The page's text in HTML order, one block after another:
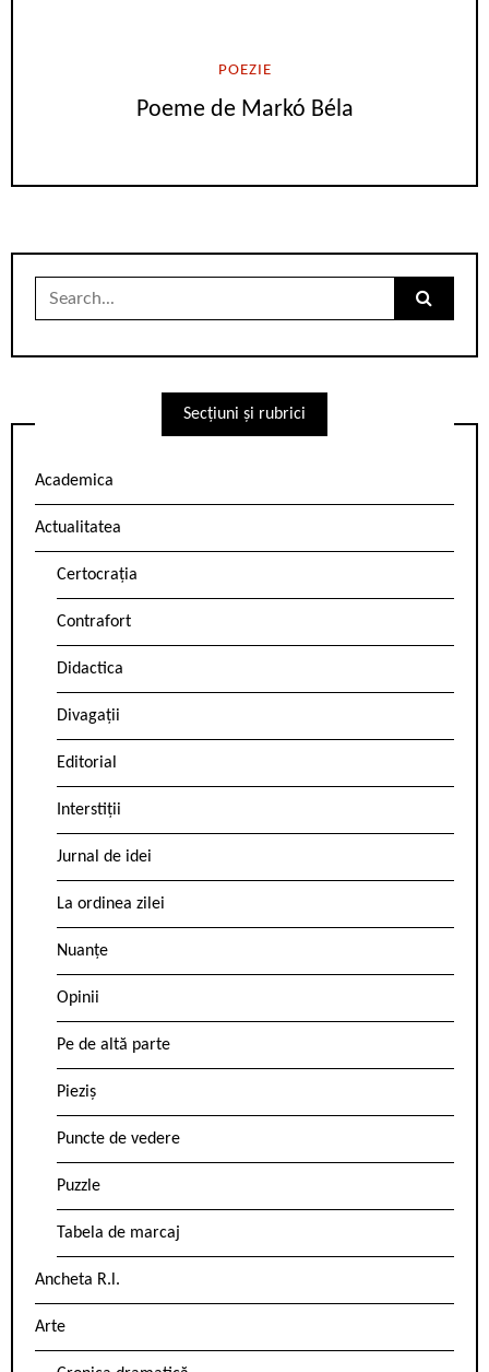
POEZIE
Poeme de Markó Béla
Search
Secțiuni și rubrici
Academica
Actualitatea
Certocrația
Contrafort
Didactica
Divagații
Editorial
Interstiții
Jurnal de idei
La ordinea zilei
Nuanțe
Opinii
Pe de altă parte
Pieziș
Puncte de vedere
Puzzle
Tabela de marcaj
Ancheta R.l.
Arte